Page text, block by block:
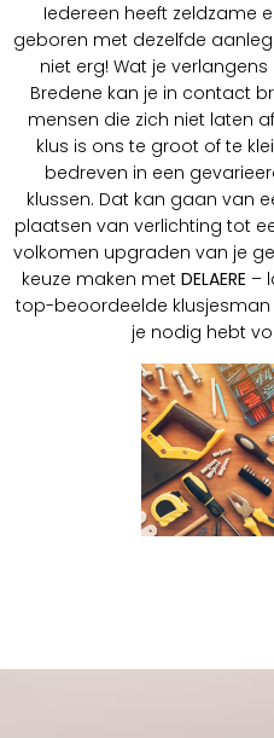
Iedereen heeft zeldzame
geboren met dezelfde
niet erg! Wat je
Bredene kan je in contact
mensen die zich niet laten
klus is ons te groot of te
bedreven in een
klussen. Dat kan gaan van
plaatsen van verlichting tot
volkomen upgraden van je
keuze maken met DELAERE –
top-beoordeelde
je nodig hebt